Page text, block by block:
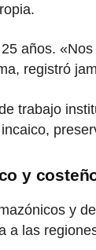
años.
registró
trabajo
y
y
las